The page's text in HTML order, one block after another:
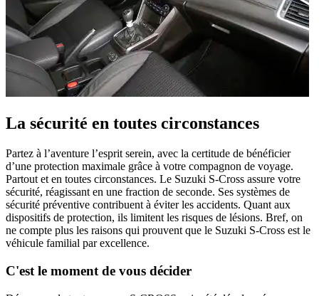
La sécurité en toutes circonstances
Partez à l’aventure l’esprit serein, avec la certitude de bénéficier
d’une protection maximale grâce à votre compagnon de voyage.
Partout et en toutes circonstances. Le Suzuki S-Cross assure votre
sécurité, réagissant en une fraction de seconde. Ses systèmes de
sécurité préventive contribuent à éviter les accidents. Quant aux
dispositifs de protection, ils limitent les risques de lésions. Bref, on
ne compte plus les raisons qui prouvent que le Suzuki S-Cross est le
véhicule familial par excellence.
C'est le moment de vous décider